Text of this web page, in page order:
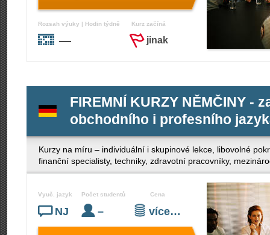
Rozsah výuky | Hodin týdně
—
Kurz začíná
jinak
FIREMNÍ KURZY NĚMČINY -
obchodního i profesního
Kurzy na míru – individuální i skupinové lekce, libovolné
finanční specialisty, techniky, zdravotní pracovníky,
Vyuč. jazyk
NJ
Počet studentů
–
Cena
více…